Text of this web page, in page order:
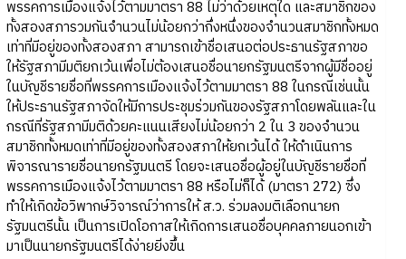
พรรคการเมืองแจ้งไว้ตามมาตรา 88 ไม่ว่าด้วยเหตุใด และสมาชิกของ
ทั้งสองสภารวมกันจำนวนไม่น้อยกว่ากึ่งหนึ่งของจำนวนสมาชิกทั้งหมด
เท่าที่มีอยู่ของทั้งสองสภา สามารถเข้าชื่อเสนอต่อประธานรัฐสภาขอ
ให้รัฐสภามีมติยกเว้นเพื่อไม่ต้องเสนอชื่อนายกรัฐมนตรีจากผู้มีชื่ออยู่
ในบัญชีรายชื่อที่พรรคการเมืองแจ้งไว้ตามมาตรา 88 ในกรณีเช่นนั้น
ให้ประธานรัฐสภาจัดให้มีการประชุมร่วมกันของรัฐสภาโดยพลันและใน
กรณีที่รัฐสภามีมติด้วยคะแนนเสียงไม่น้อยกว่า 2 ใน 3 ของจำนวน
สมาชิกทั้งหมดเท่าที่มีอยู่ของทั้งสองสภาให้ยกเว้นได้ ให้ดำเนินการ
พิจารณารายชื่อนายกรัฐมนตรี โดยจะเสนอชื่อผู้อยู่ในบัญชีรายชื่อที่
พรรคการเมืองแจ้งไว้ตามมาตรา 88 หรือไม่ก็ได้ (มาตรา 272) ซึ่ง
ทำให้เกิดข้อวิพากษ์วิจารณ์ว่าการให้ ส.ว. ร่วมลงมติเลือกนายก
รัฐมนตรีนั้น เป็นการเปิดโอกาสให้เกิดการเสนอชื่อบุคคลภายนอกเข้า
มาเป็นนายกรัฐมนตรีได้ง่ายยิ่งขึ้น